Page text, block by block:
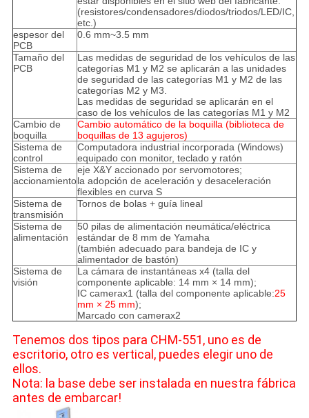
(resistores/condensadores/diodos/triodos/LED/IC,
etc.)
espesor del
PCB
0.6 mm~3.5 mm
Tamaño del
PCB
Las medidas de seguridad de los vehículos de las
categorías M1 y M2 se aplicarán a las unidades
de seguridad de las categorías M1 y M2 de las
categorías M2 y M3.
Las medidas de seguridad se aplicarán en el
caso de los vehículos de las categorías M1 y M2
Cambio de
boquilla
Cambio automático de la boquilla (biblioteca de
boquillas de 13 agujeros)
Sistema de
control
Computadora industrial incorporada (Windows)
equipado con monitor, teclado y ratón
Sistema de
accionamiento
eje X&Y accionado por servomotores;
la adopción de aceleración y desaceleración
flexibles en curva S
Sistema de
transmisión
Tornos de bolas + guía lineal
Sistema de
alimentación
50 pilas de alimentación neumática/eléctrica
estándar de 8 mm de Yamaha
(también adecuado para bandeja de IC y
alimentador de bastón)
Sistema de
visión
La cámara de instantáneas x4 (talla del
componente aplicable: 14 mm × 14 mm);
IC camerax1 (talla del componente aplicable:25
mm × 25 mm);
Marcado con camerax2
Tenemos dos tipos para CHM-551, uno es de
escritorio, otro es vertical, puedes elegir uno de
ellos.
Nota: la base debe ser instalada en nuestra fábrica
antes de embarcar!